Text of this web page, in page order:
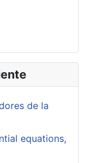
de la
equations,